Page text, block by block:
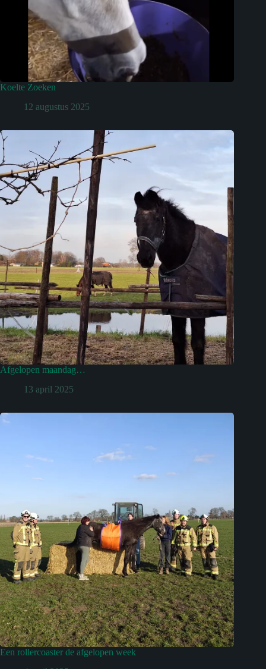
Koelte Zoeken
12 augustus 2025
Afgelopen maandag…
13 april 2025
Een rollercoaster de afgelopen week